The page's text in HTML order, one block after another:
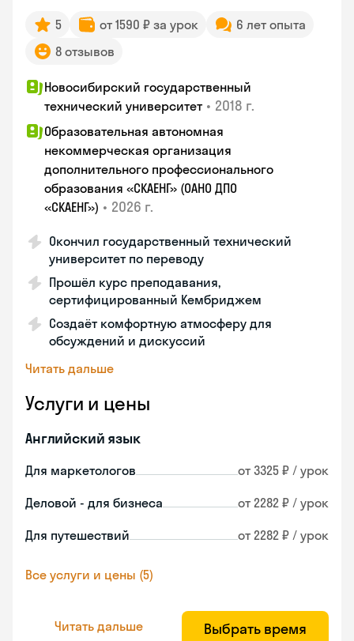
5 от 1590 ₽ за урок
6 лет опыта
8 отзывов
Новосибирский государственный
технический университет • 2018 г.
Образовательная автономная
некоммерческая организация
дополнительного профессионального
образования «СКАЕНГ» (ОАНО ДПО
«СКАЕНГ») • 2026 г.
Окончил государственный технический
университет по переводу
Прошёл курс преподавания,
сертифицированный Кембриджем
Создаёт комфортную атмосферу для
обсуждений и дискуссий
Читать дальше
Услуги и цены
Английский язык
Для маркетологов от 3325 ₽ / урок
Деловой - для бизнеса от 2282 ₽ / урок
Для путешествий от 2282 ₽ / урок
Все услуги и цены (5)
Читать дальше Выбрать время